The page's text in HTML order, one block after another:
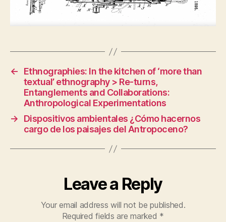
←
Ethnographies: In the kitchen of ‘more than
textual’ ethnography > Re-turns,
Entanglements and Collaborations:
Anthropological Experimentations
→
Dispositivos ambientales ¿Cómo hacernos
cargo de los paisajes del Antropoceno?
Leave a Reply
Your email address will not be published.
Required fields are marked *